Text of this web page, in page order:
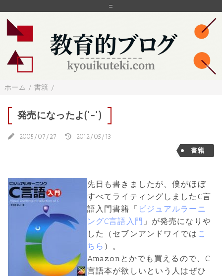
=
ホーム / 書籍 /
発売になったよ('-')
2005/07/27
2012/05/13
書籍
先日も書きましたが、僕がほぼ
すべてライティングしましたC言
語入門書籍「 ビジュアルラーニ
ングC言語入門 」が発売になりや
した（セブンアンドワイでは こ
ちら ）。
Amazonとかでも買えるので、C
言語本が欲しいという人はぜひ